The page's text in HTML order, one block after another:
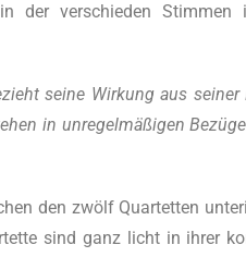
der ver­schie­den
sei­ne Wir­kung aus
in unre­gel­mä­ßi­gen
den zwölf Quar­tet­ten
sind ganz licht in ihrer